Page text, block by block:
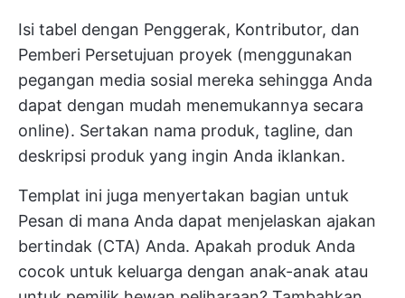
Isi tabel dengan Penggerak, Kontributor, dan
Pemberi Persetujuan proyek (menggunakan
pegangan media sosial mereka sehingga Anda
dapat dengan mudah menemukannya secara
online). Sertakan nama produk, tagline, dan
deskripsi produk yang ingin Anda iklankan.
Templat ini juga menyertakan bagian untuk
Pesan di mana Anda dapat menjelaskan ajakan
bertindak (CTA) Anda. Apakah produk Anda
cocok untuk keluarga dengan anak-anak atau